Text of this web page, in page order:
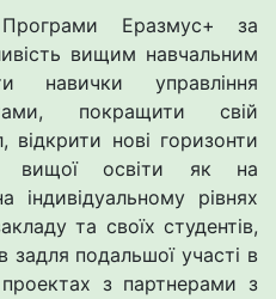
Еразмус+ за
вищим навчальним
навички управління
покращити свій
відкрити нові горизонти
вищої освіти як на
індивідуальному рівнях
та своїх студентів,
задля подальшої участі в
з партнерами з